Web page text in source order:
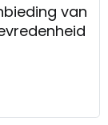
van